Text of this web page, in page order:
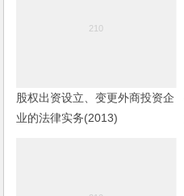
股权出资设立、变更外商投资企
业的法律实务(2013)